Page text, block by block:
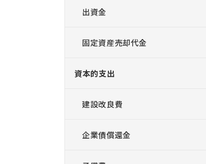
出資金
固定資産売却代金
資本的支出
建設改良費
企業債償還金